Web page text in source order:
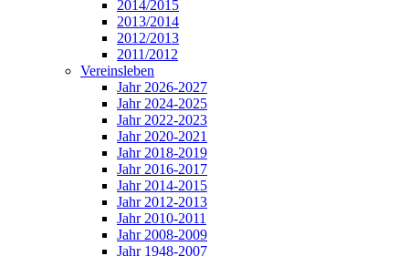
2014/2015
2013/2014
2012/2013
2011/2012
Vereinsleben
Jahr 2026-2027
Jahr 2024-2025
Jahr 2022-2023
Jahr 2020-2021
Jahr 2018-2019
Jahr 2016-2017
Jahr 2014-2015
Jahr 2012-2013
Jahr 2010-2011
Jahr 2008-2009
Jahr 1948-2007